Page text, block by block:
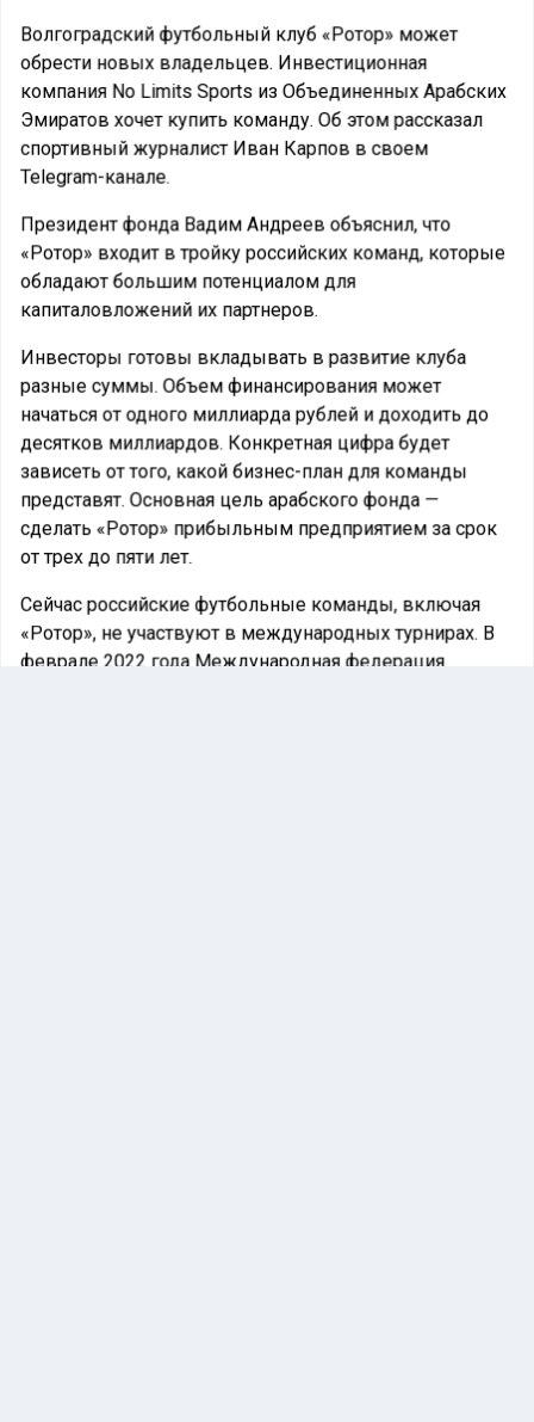
Волгоградский футбольный клуб «Ротор» может
обрести новых владельцев. Инвестиционная
компания No Limits Sports из Объединенных Арабских
Эмиратов хочет купить команду. Об этом рассказал
спортивный журналист Иван Карпов в своем
Telegram-канале.
Президент фонда Вадим Андреев объяснил, что
«Ротор» входит в тройку российских команд, которые
обладают большим потенциалом для
капиталовложений их партнеров.
Инвесторы готовы вкладывать в развитие клуба
разные суммы. Объем финансирования может
начаться от одного миллиарда рублей и доходить до
десятков миллиардов. Конкретная цифра будет
зависеть от того, какой бизнес-план для команды
представят. Основная цель арабского фонда —
сделать «Ротор» прибыльным предприятием за срок
от трех до пяти лет.
Сейчас российские футбольные команды, включая
«Ротор», не участвуют в международных турнирах. В
феврале 2022 года Международная федерация